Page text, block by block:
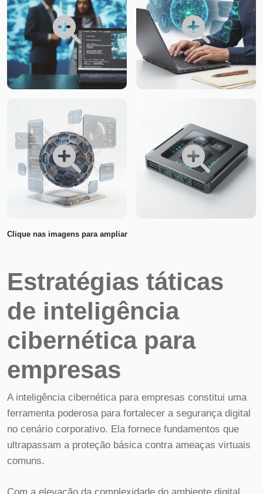
Clique nas imagens para ampliar
Estratégias táticas
de inteligência
cibernética para
empresas
A inteligência cibernética para empresas constitui uma
ferramenta poderosa para fortalecer a segurança digital
no cenário corporativo. Ela fornece fundamentos que
ultrapassam a proteção básica contra ameaças virtuais
comuns.
Com a elevação da complexidade do ambiente digital,